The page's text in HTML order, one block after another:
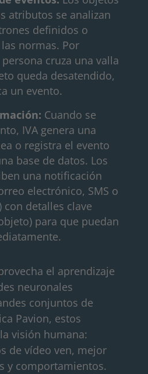
atributos se analizan
definidos o
normas. Por
cruza una valla
queda desatendido,
un evento.
Cuando se
IVA genera una
o registra el evento
base de datos. Los
una notificación
electrónico, SMS o
con detalles clave
para que puedan
el aprendizaje
neuronales
conjuntos de
Pavion, estos
visión humana:
de vídeo ven, mejor
y comportamientos.